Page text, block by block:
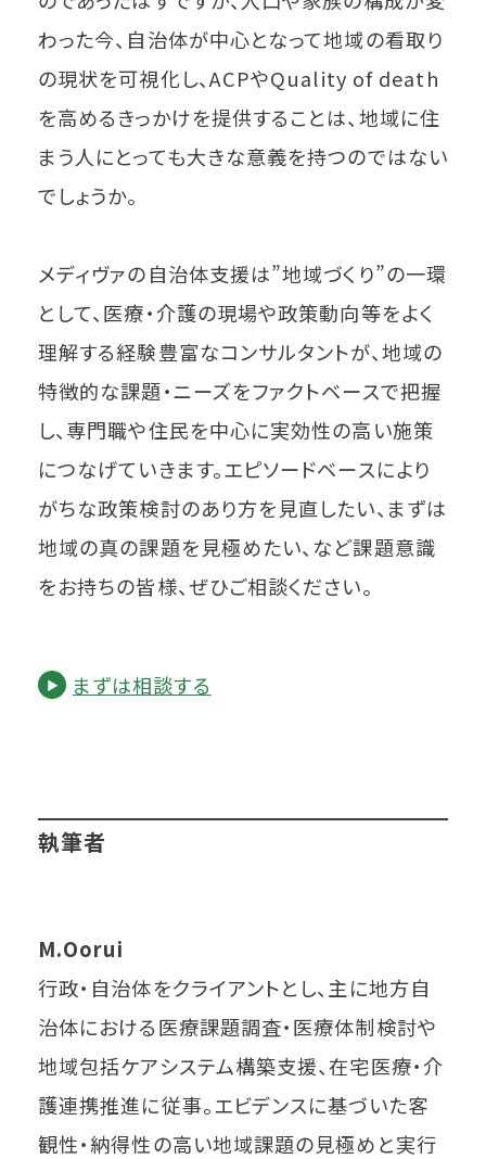
わった今、自治体が中心となって地域の看取り
の現状を可視化し、ACPやQuality of death
を高めるきっかけを提供することは、地域に住
まう人にとっても大きな意義を持つのではない
でしょうか。
メディヴァの自治体支援は”地域づくり”の一環
として、医療・介護の現場や政策動向等をよく
理解する経験豊富なコンサルタントが、地域の
特徴的な課題・ニーズをファクトベースで把握
し、専門職や住民を中心に実効性の高い施策
につなげていきます。エピソードベースにより
がちな政策検討のあり方を見直したい、まずは
地域の真の課題を見極めたい、など課題意識
をお持ちの皆様、ぜひご相談ください。
まずは相談する
執筆者
M.Oorui
行政・自治体をクライアントとし、主に地方自
治体における医療課題調査・医療体制検討や
地域包括ケアシステム構築支援、在宅医療・介
護連携推進に従事。エビデンスに基づいた客
観性・納得性の高い地域課題の見極めと実行